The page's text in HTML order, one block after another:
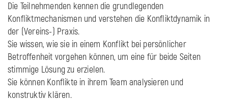
Die Teilnehmenden kennen die grundlegenden
Konfliktmechanismen und verstehen die Konfliktdynamik in
der (Vereins-) Praxis.
Sie wissen, wie sie in einem Konflikt bei persönlicher
Betroffenheit vorgehen können, um eine für beide Seiten
stimmige Lösung zu erzielen.
Sie können Konflikte in ihrem Team analysieren und
konstruktiv klären.